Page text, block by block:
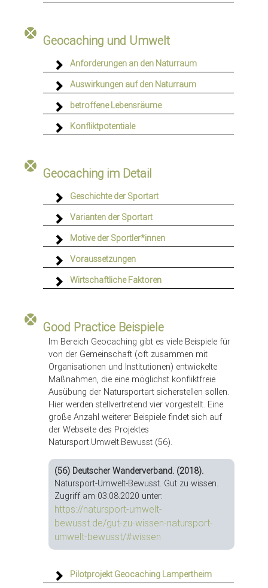
Geocaching und Umwelt
Anforderungen an den Naturraum
Auswirkungen auf den Naturraum
betroffene Lebensräume
Konfliktpotentiale
Geocaching im Detail
Geschichte der Sportart
Varianten der Sportart
Motive der Sportler*innen
Voraussetzungen
Wirtschaftliche Faktoren
Good Practice Beispiele
Im Bereich Geocaching gibt es viele Beispiele für
von der Gemeinschaft (oft zusammen mit
Organisationen und Institutionen) entwickelte
Maßnahmen, die eine möglichst konfliktfreie
Ausübung der Natursportart sicherstellen sollen.
Hier werden stellvertretend vier vorgestellt. Eine
große Anzahl weiterer Beispiele findet sich auf
der Webseite des Projektes
Natursport.Umwelt.Bewusst (56).
(56) Deutscher Wanderverband. (2018).
Natursport-Umwelt-Bewusst. Gut zu wissen.
Zugriff am 03.08.2020 unter:
https://natursport-umwelt-
bewusst.de/gut-zu-wissen-natursport-
umwelt-bewusst/#wissen
Pilotprojekt Geocaching Lampertheim